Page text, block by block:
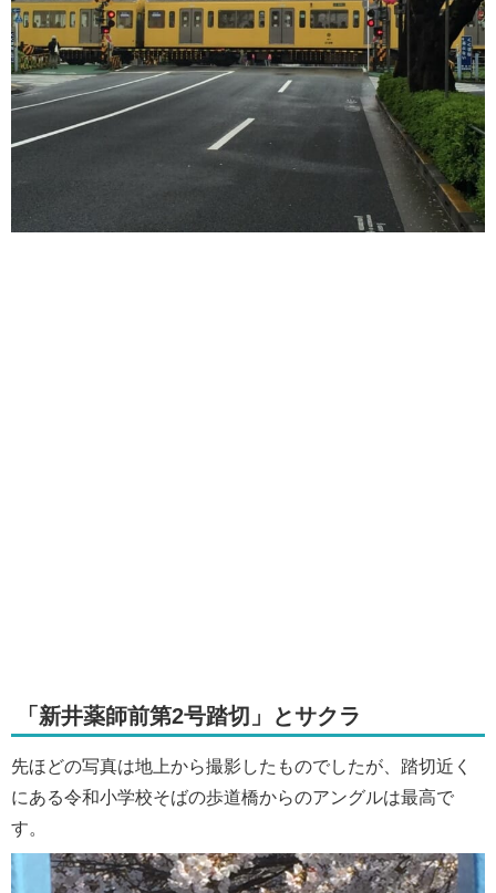
「新井薬師前第2号踏切」とサクラ
先ほどの写真は地上から撮影したものでしたが、踏切近く
にある令和小学校そばの歩道橋からのアングルは最高で
す。